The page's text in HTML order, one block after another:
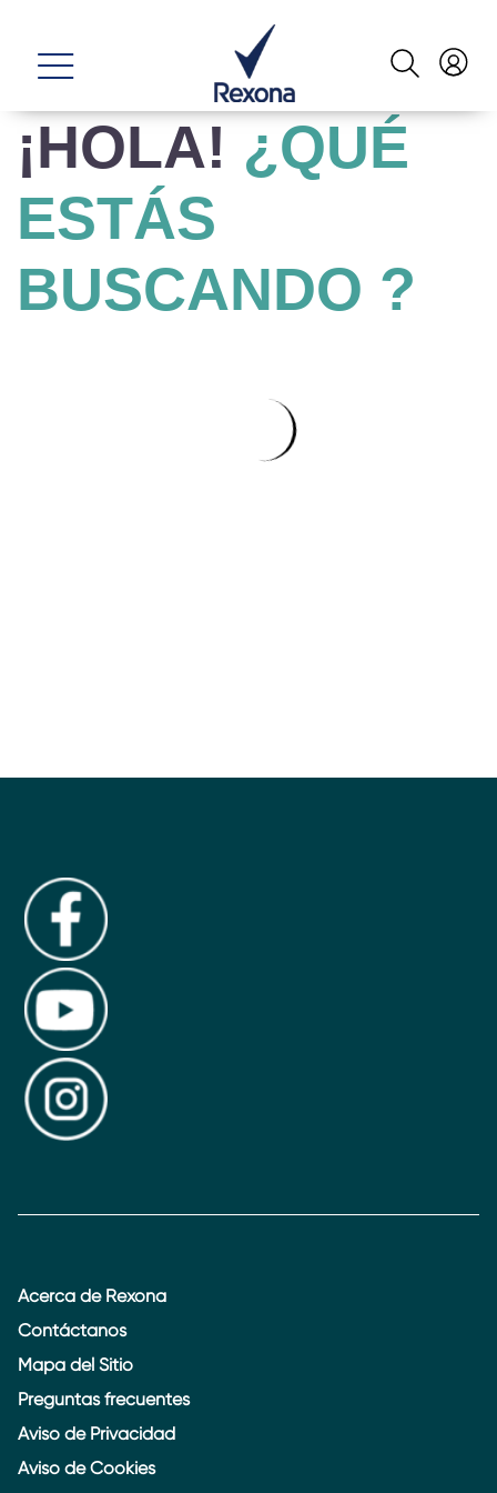
¡HOLA! ¿QUÉ
ESTÁS
BUSCANDO ?
Acerca de Rexona
Contáctanos
Mapa del Sitio
Preguntas frecuentes
Aviso de Privacidad
Aviso de Cookies